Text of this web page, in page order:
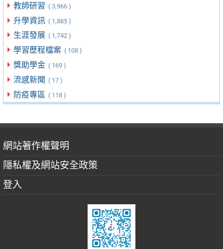
教師研習 ( 3,966 )
升學資訊 ( 1,885 )
生涯發展 ( 1,742 )
學習歷程檔案 ( 108 )
獎助學金 ( 169 )
流感新聞 ( 17 )
防疫專區 ( 118 )
網站著作權聲明
隱私權及網站安全政策
登入